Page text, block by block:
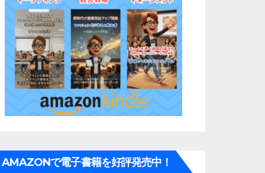
AMAZONで電子書籍を好評発売中！